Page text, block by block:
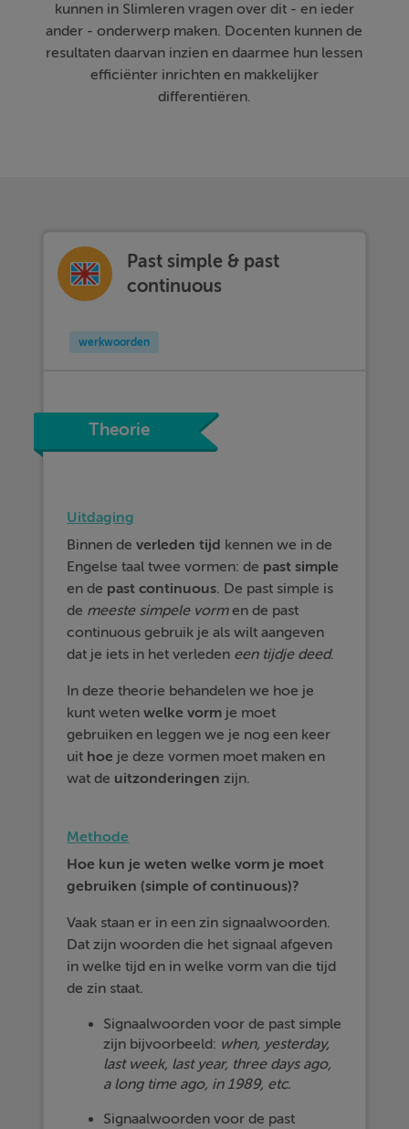
kunnen in Slimleren vragen over dit - en ieder
ander - onderwerp maken. Docenten kunnen de
resultaten daarvan inzien en daarmee hun lessen
efficiënter inrichten en makkelijker
differentiëren.
Past simple & past
continuous
werkwoorden
Theorie
Uitdaging
Binnen deverleden tijd kennen we in de
Engelse taal twee vormen: de past simple
en de past continuous. De past simple is
de meeste simpele vormen de past
continuous gebruik je als wilt aangeven
dat je iets in het verleden een tijdje deed.
In deze theorie behandelen we hoe je
kunt wetenwelke vorm je moet
gebruiken en leggen we je nog een keer
uit hoe je deze vormen moet maken en
wat de uitzonderingen zijn.
Methode
Hoe kun je weten welke vorm je moet
gebruiken (simple of continuous)?
Vaak staan er in een zin signaalwoorden.
Dat zijn woorden die het signaal afgeven
in welke tijd en in welke vorm van die tijd
de zin staat.
Signaalwoorden voor de past simple
zijn bijvoorbeeld: when, yesterday,
last week, last year, three days ago,
a long time ago, in 1989, etc.
Signaalwoorden voor de past